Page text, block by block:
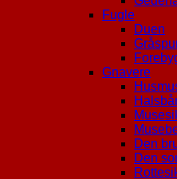
Fugle
Duen
Gnavere
Den
Den